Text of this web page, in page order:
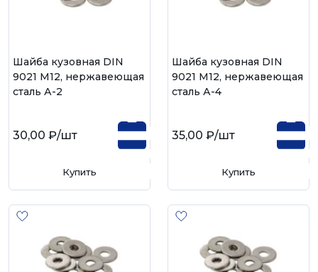
Шайба кузовная DIN
9021 М12, нержавеющая
сталь А-2
30,00 ₽/шт
Купить
Шайба кузовная DIN
9021 М12, нержавеющая
сталь А-4
35,00 ₽/шт
Купить